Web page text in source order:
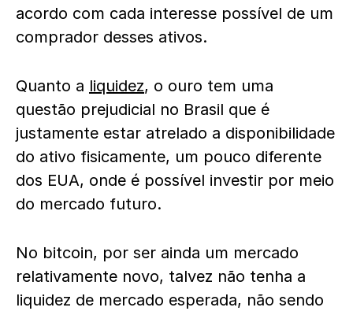
acordo com cada interesse possível de um
comprador desses ativos.
Quanto a liquidez, o ouro tem uma
questão prejudicial no Brasil que é
justamente estar atrelado a disponibilidade
do ativo fisicamente, um pouco diferente
dos EUA, onde é possível investir por meio
do mercado futuro.
No bitcoin, por ser ainda um mercado
relativamente novo, talvez não tenha a
liquidez de mercado esperada, não sendo